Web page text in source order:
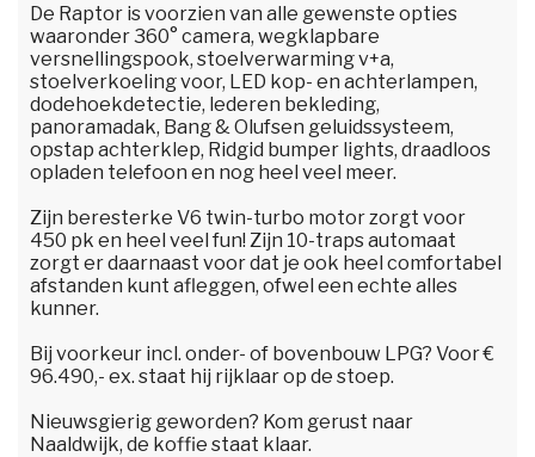
De Raptor is voorzien van alle gewenste opties
waaronder 360° camera, wegklapbare
versnellingspook, stoelverwarming v+a,
stoelverkoeling voor, LED kop- en achterlampen,
dodehoekdetectie, lederen bekleding,
panoramadak, Bang & Olufsen geluidssysteem,
opstap achterklep, Ridgid bumper lights, draadloos
opladen telefoon en nog heel veel meer.
Zijn beresterke V6 twin-turbo motor zorgt voor
450 pk en heel veel fun! Zijn 10-traps automaat
zorgt er daarnaast voor dat je ook heel comfortabel
afstanden kunt afleggen, ofwel een echte alles
kunner.
Bij voorkeur incl. onder- of bovenbouw LPG? Voor €
96.490,- ex. staat hij rijklaar op de stoep.
Nieuwsgierig geworden? Kom gerust naar
Naaldwijk, de koffie staat klaar.